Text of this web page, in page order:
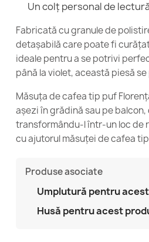
Un colț personal de
Fabricată cu granule de
detașabilă care poate fi
ideale pentru a se potrivi
până la violet, această piesă
Măsuța de cafea tip puf
așezi în grădină sau pe
transformându-l într-un loc de
cu ajutorul măsuței de cafea
Produse asociate
Umplutură pentru
Husă pentru acest